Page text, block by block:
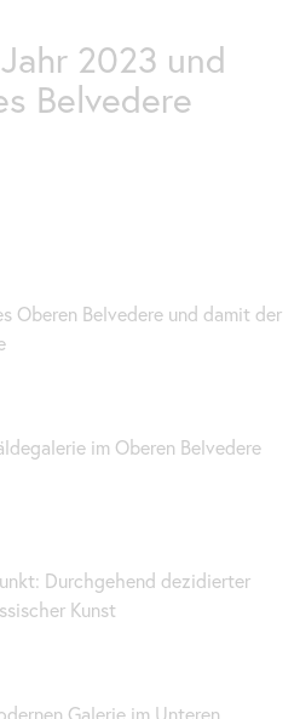
2023 und
Belvedere
Oberen Belvedere und damit der
im Oberen Belvedere
Durchgehend dezidierter
Kunst
Galerie im Unteren